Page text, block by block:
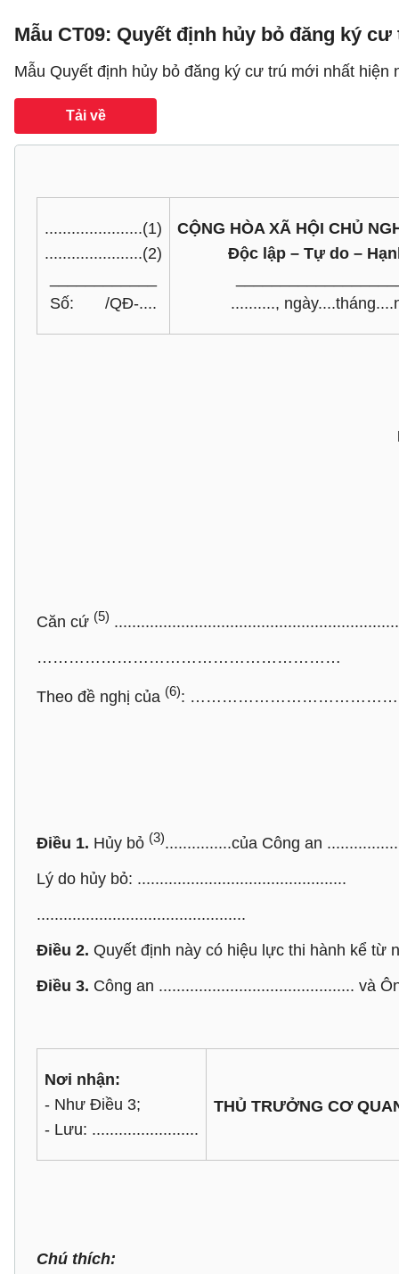
Mẫu CT09: Quyết định hủy bỏ đăng ký cư
Mẫu Quyết định hủy bỏ đăng ký cư trú mới nhất
Tải về
......................(1)
......................(2)
Số: /QĐ-....
CỘNG HÒA XÃ HỘI CHỦ
Độc lập – Tự do –
..........,
Căn cứ (5)
…………………………………………………
Theo đề nghị của (6): …………………………………
Điều 1. Hủy bỏ (3)...............của Công an
Lý do hủy bỏ: ...............................................
...............................................
Điều 2. Quyết định này có hiệu lực thi hành kể từ
Điều 3. Công an ............................................ và
Nơi nhận:
- Như Điều 3;
- Lưu: ........................
THỦ TRƯỞNG CƠ
Chú thích: